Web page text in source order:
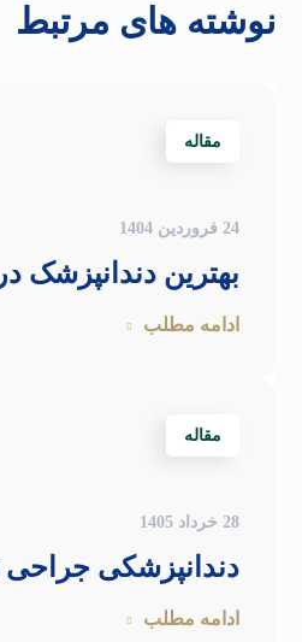
نوشته های مرتبط
مقاله
24 فروردین 1404
بهترین دندانپزشک
ادامه مطلب
مقاله
28 خرداد 1405
دندانپزشکی جراحی
ادامه مطلب